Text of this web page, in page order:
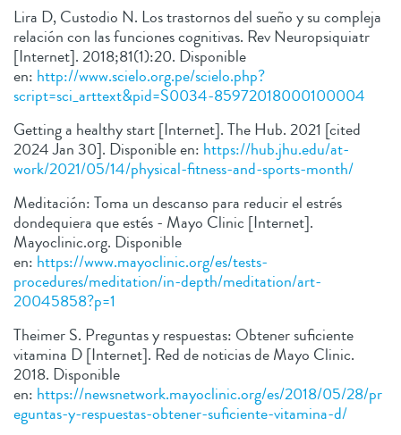
Lira D, Custodio N. Los trastornos del sueño y su compleja
relación con las funciones cognitivas. Rev Neuropsiquiatr
[Internet]. 2018;81(1):20. Disponible
en: http://www.scielo.org.pe/scielo.php?
script=sci_arttext&pid=S0034-85972018000100004
Getting a healthy start [Internet]. The Hub. 2021 [cited
2024 Jan 30]. Disponible en: https://hub.jhu.edu/at-
work/2021/05/14/physical-fitness-and-sports-month/
Meditación: Toma un descanso para reducir el estrés
dondequiera que estés - Mayo Clinic [Internet].
Mayoclinic.org. Disponible
en: https://www.mayoclinic.org/es/tests-
procedures/meditation/in-depth/meditation/art-
20045858?p=1
Theimer S. Preguntas y respuestas: Obtener suficiente
vitamina D [Internet]. Red de noticias de Mayo Clinic.
2018. Disponible
en: https://newsnetwork.mayoclinic.org/es/2018/05/28/pr
eguntas-y-respuestas-obtener-suficiente-vitamina-d/